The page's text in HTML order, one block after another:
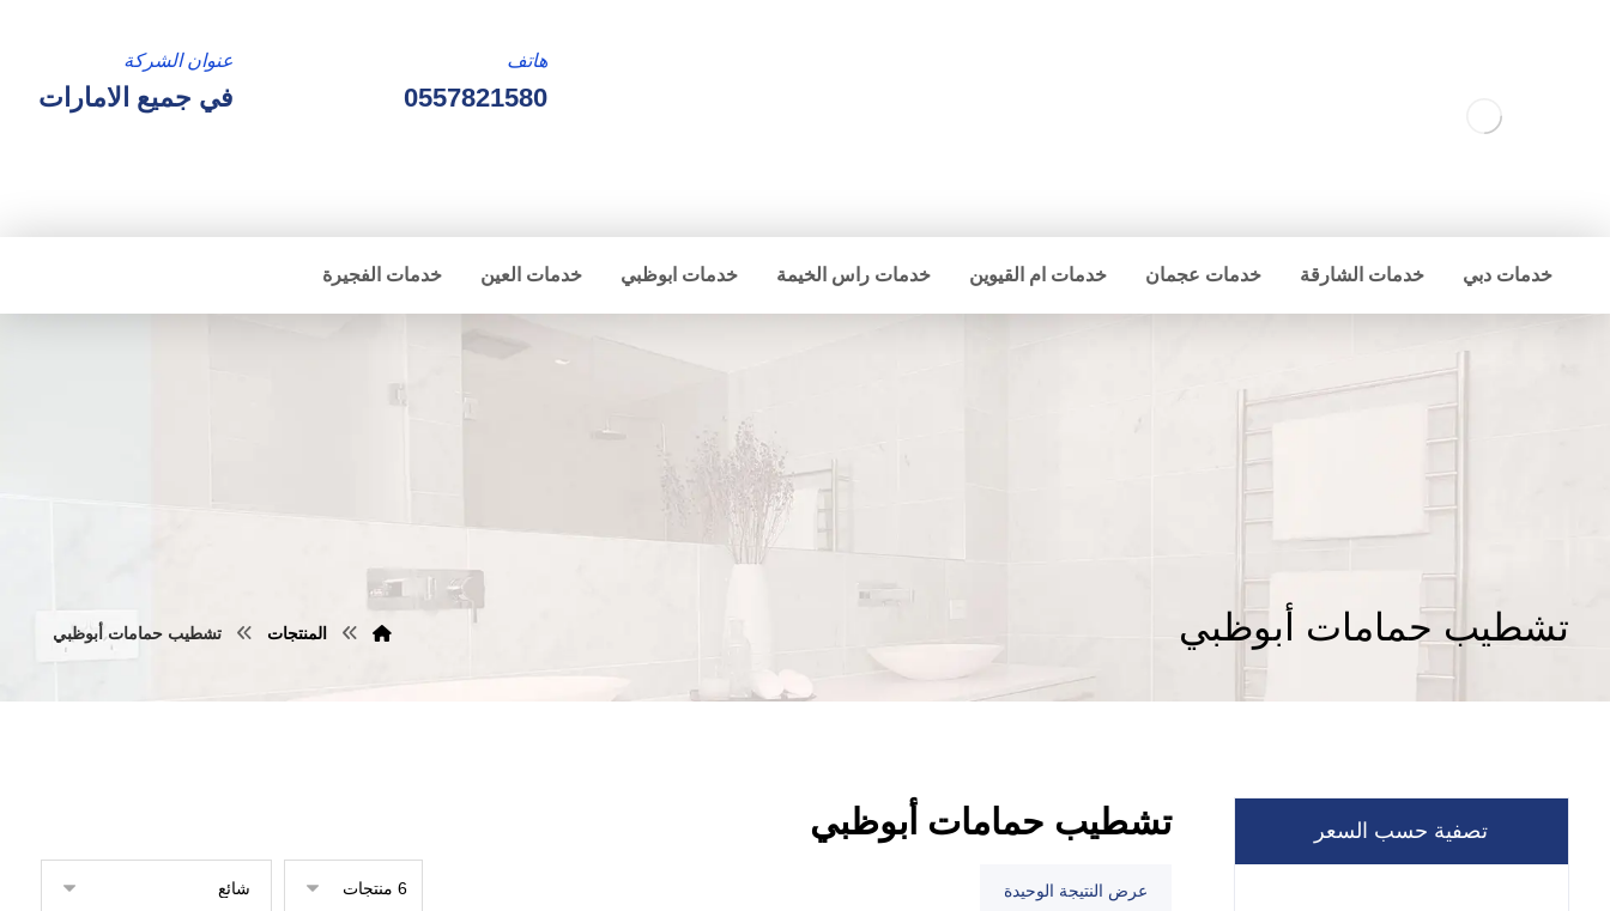
عنوان الشركة
في جميع الامارات
هاتف
0557821580
خدمات دبي خدمات الشارقة خدمات عجمان خدمات ام القيوين خدمات راس الخيمة خدمات ابوظبي خدمات العين خدمات الفجيرة
تشطيب حمامات أبوظبي المنتجات تشطيب حمامات أبوظبي
تشطيب حمامات أبوظبي
عرض النتيجة الوحيدة
تصفية حسب السعر